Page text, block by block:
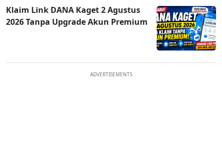
Klaim Link DANA Kaget 2 Agustus
2026 Tanpa Upgrade Akun Premium
ADVERTISEMENTS